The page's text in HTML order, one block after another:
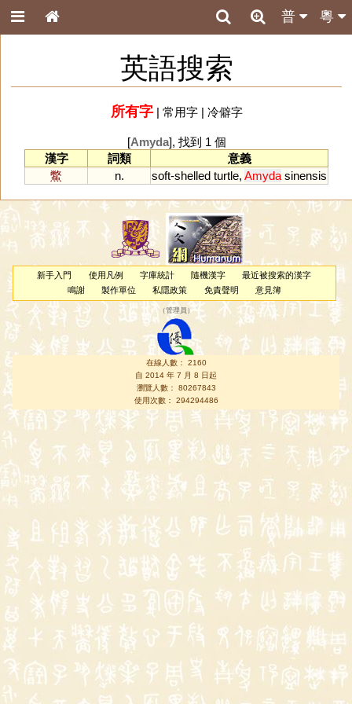
粵
普
英語搜索
所有字| 常用字| 冷僻字
[Amyda], 找到 1 個
漢字
詞類
意義
鱉
n. soft-shelled turtle, Amyda sinensis
新手入門 使用凡例 字庫統計 隨機漢字
最近被搜索的漢字
鳴謝
製作單位 私隱政策 免責聲明 意見簿
（管理員 ）
在線人數： 2160
自 2014 年 7 月 8 日起
瀏覽人數： 80267843
使用次數： 294294486